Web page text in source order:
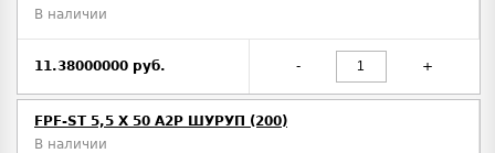
В наличии
11.38000000 руб. - +
FPF-ST 5,5 X 50 A2P ШУРУП (200)
В наличии